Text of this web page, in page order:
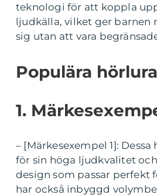
teknologi för att koppla
ljudkälla, vilket ger barnen
sig utan att vara
Populära
1.
– [Märkesexempel 1]:
för sin höga ljudkvalitet
design som passar perfekt
har också inbyggd